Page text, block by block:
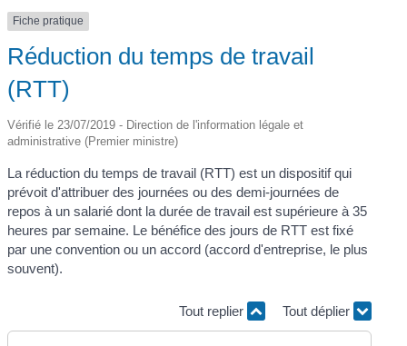
Fiche pratique
Réduction du temps de travail
(RTT)
Vérifié le 23/07/2019 - Direction de l'information légale et
administrative (Premier ministre)
La réduction du temps de travail (RTT) est un dispositif qui
prévoit d'attribuer des journées ou des demi-journées de
repos à un salarié dont la durée de travail est supérieure à 35
heures par semaine. Le bénéfice des jours de RTT est fixé
par une convention ou un accord (accord d'entreprise, le plus
souvent).
Tout replier Tout déplier